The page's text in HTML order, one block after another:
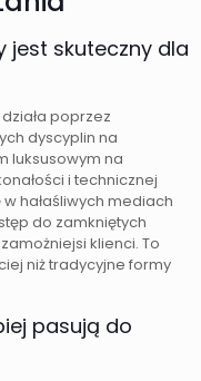
jest skuteczny dla
poprzez
dyscyplin na
luksusowym na
i technicznej
hałaśliwych mediach
do zamkniętych
klienci. To
niż tradycyjne formy
pasują do